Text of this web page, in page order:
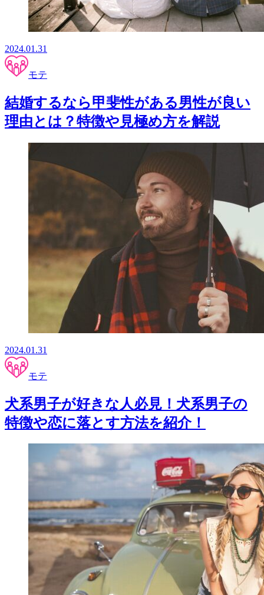
2024.01.31
モテ
結婚するなら甲斐性がある男性が良い
理由とは？特徴や見極め方を解説
2024.01.31
モテ
犬系男子が好きな人必見！犬系男子の
特徴や恋に落とす方法を紹介！